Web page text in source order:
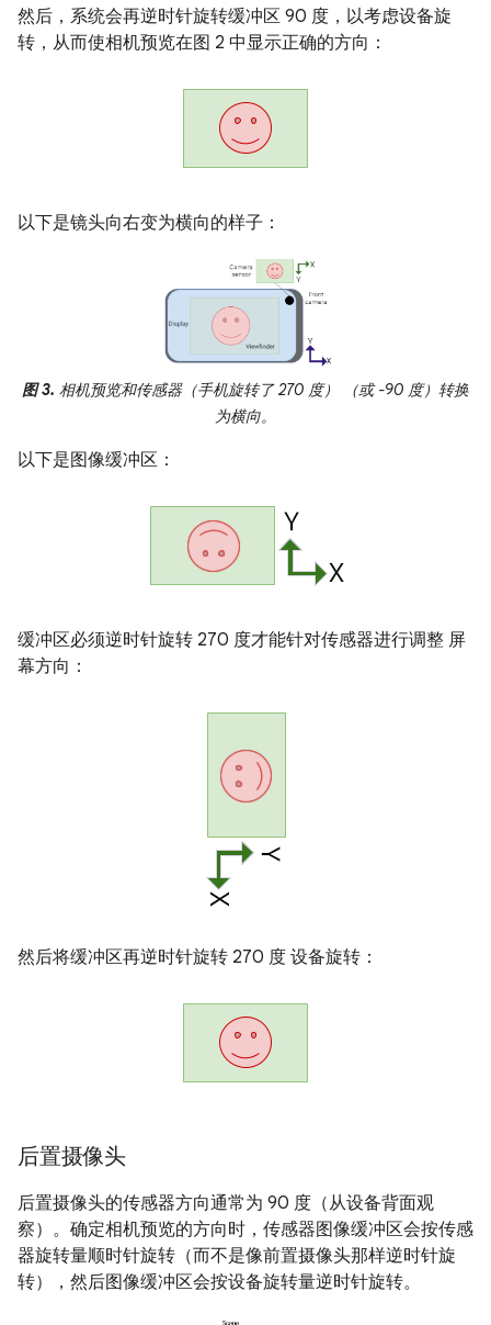
然后，系统会再逆时针旋转缓冲区 90 度，以考虑设备旋
转，从而使相机预览在图 2 中显示正确的方向：
以下是镜头向右变为横向的样子：
图 3. 相机预览和传感器（手机旋转了 270 度） （或 -90 度）转换
为横向。
以下是图像缓冲区：
缓冲区必须逆时针旋转 270 度才能针对传感器进行调整 屏
幕方向：
然后将缓冲区再逆时针旋转 270 度 设备旋转：
后置摄像头
后置摄像头的传感器方向通常为 90 度（从设备背面观
察）。确定相机预览的方向时，传感器图像缓冲区会按传感
器旋转量顺时针旋转（而不是像前置摄像头那样逆时针旋
转），然后图像缓冲区会按设备旋转量逆时针旋转。